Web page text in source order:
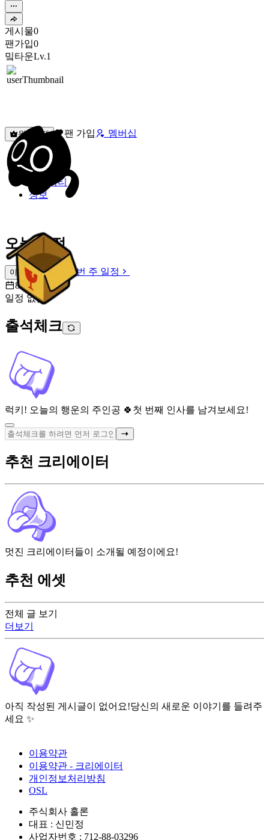
게시물0
팬가입0
밐타운Lv.1
원픽선택 팬 가입 멤버십
밐타운
피드
커뮤니티
정보
오늘 일정
이번 주 일정
이번 주 일정
8월 6일 [목]
일정 없음
출석체크
럭키! 오늘의 행운의 주인공 🍀 첫 번째 인사를 남겨보세요!
전체 글 보기
더보기
아직 작성된 게시글이 없어요!당신의 새로운 이야기를 들려주
세요 ✨
추천 크리에이터
멋진 크리에이터들이 소개될 예정이에요!
추천 에셋
이용약관
이용약관 - 크리에이터
개인정보처리방침
OSL
주식회사 홀론
대표 : 신민정
사업자번호 : 712-88-03296